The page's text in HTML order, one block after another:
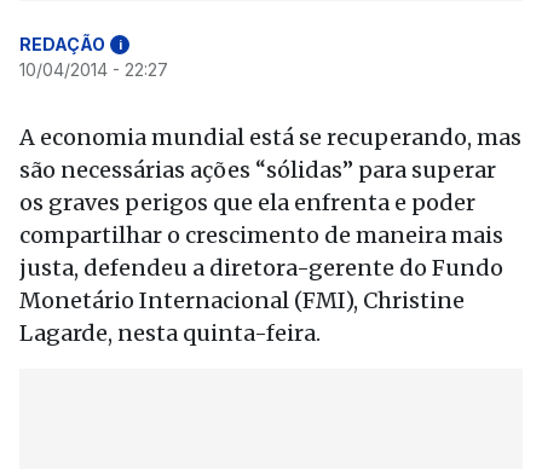
REDAÇÃO i
10/04/2014 - 22:27
A economia mundial está se recuperando, mas
são necessárias ações “sólidas” para superar
os graves perigos que ela enfrenta e poder
compartilhar o crescimento de maneira mais
justa, defendeu a diretora-gerente do Fundo
Monetário Internacional (FMI), Christine
Lagarde, nesta quinta-feira.